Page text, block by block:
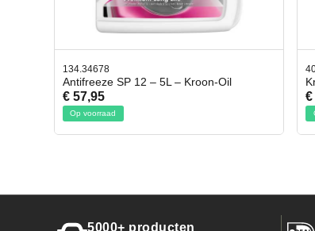
40.500
Krokodillen bek 2 stuks
€ 4,95
Op voorraad
5000+ producten